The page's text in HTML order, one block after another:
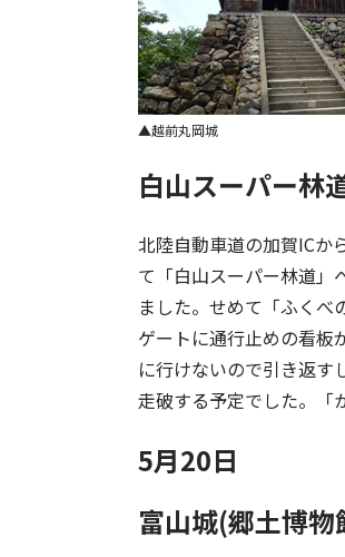
越前丸岡城
白山スーパー林
北陸自動車道の加賀ICか
て「白山スーパー林道」
ました。せめて「ふくべ
ゲートに通行止めの看板
に行けないので引き返す
走破する予定でした。「
5月20日
富山城(郷土博物